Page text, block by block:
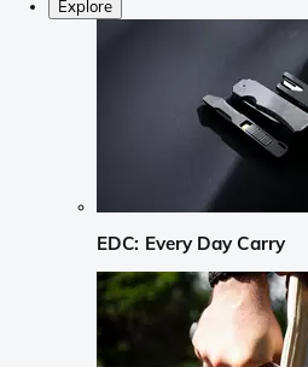
Explore
EDC: Every Day Carry